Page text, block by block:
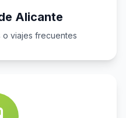
Alicante
viajes frecuentes